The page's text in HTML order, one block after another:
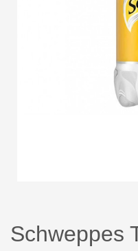
Schweppes